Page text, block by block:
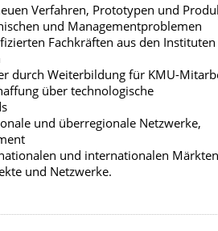
Verfahren, Prototypen und
und Managementproblemen
Fachkräften aus den
durch Weiterbildung für KMU-
über technologische
und überregionale Netzwerke,
und internationalen
und Netzwerke.